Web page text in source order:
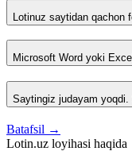
Lotinuz saytidan qachon
Microsoft Word yoki
Saytingiz judayam
Batafsil →
Lotin.uz loyihasi haqida